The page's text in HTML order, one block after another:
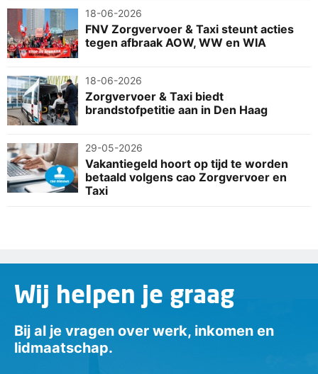
18-06-2026
FNV Zorgvervoer & Taxi steunt acties
tegen afbraak AOW, WW en WIA
18-06-2026
Zorgvervoer & Taxi biedt
brandstofpetitie aan in Den Haag
29-05-2026
Vakantiegeld hoort op tijd te worden
betaald volgens cao Zorgvervoer en
Taxi
Wij helpen je graag
Bij al je vragen over werk, inkomen en
lidmaatschap.